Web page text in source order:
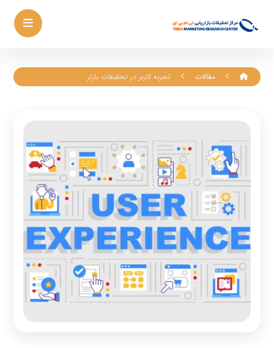
مقالات تجربه کاربر در تحقیقات بازار